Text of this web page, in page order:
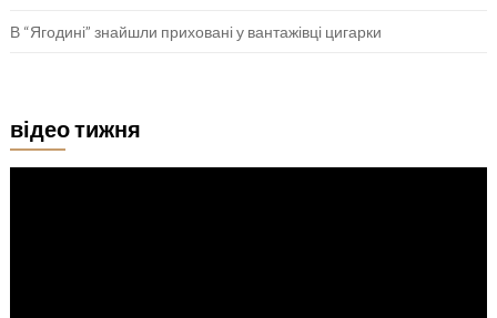
В “Ягодині” знайшли приховані у вантажівці цигарки
відео тижня